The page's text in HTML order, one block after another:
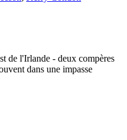
de l'Irlande - deux compères
dans une impasse